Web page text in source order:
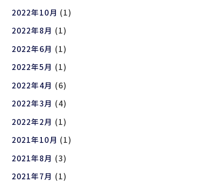
2022年10月 (1)
2022年8月 (1)
2022年6月 (1)
2022年5月 (1)
2022年4月 (6)
2022年3月 (4)
2022年2月 (1)
2021年10月 (1)
2021年8月 (3)
2021年7月 (1)